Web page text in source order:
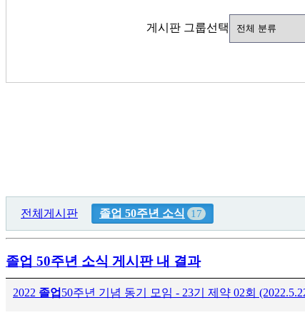
게시판 그룹선택
전체게시판 졸업 50주년 소식 17
졸업 50주년 소식 게시판 내 결과
2022 졸업 50주년 기념 동기 모임 - 23기 제약 02회